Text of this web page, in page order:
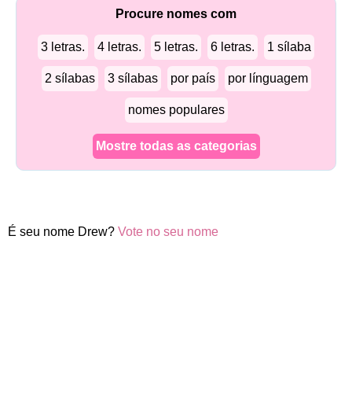
Procure nomes com
3 letras. 4 letras. 5 letras. 6 letras. 1 sílaba
2 sílabas 3 sílabas por país por línguagem
nomes populares
Mostre todas as categorias
É seu nome Drew? Vote no seu nome